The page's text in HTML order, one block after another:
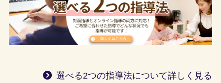
選べる2つの指導法について詳しく見る